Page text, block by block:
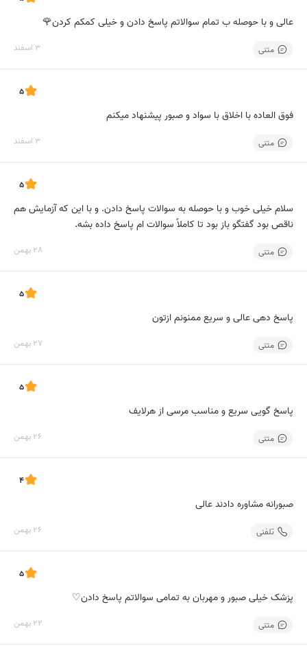
عالی و با حوصله ب تمام سوالاتم پاسخ دادن و خیلی کمکم کردن🌹
متنی 3 اسفند
5
فوق العاده با اخلاق با سواد و صبور پیشنهاد میکنم
متنی 3 اسفند
5
سلام خیلی خوب و با حوصله به سوالات پاسخ دادن. و با این که آزمایش هم
ناقص بود گفتگو باز بود تا کاملاً سوالات ام پاسخ داده بشه.
متنی 28 بهمن
5
پاسخ دهی عالی و سریع ممنونم ازتون
متنی 27 بهمن
5
پاسخ گویی سریع و مناسب مرسی از هرلایف
متنی 26 بهمن
4
صبورانه مشاوره دادند عالی
تلفنی 26 بهمن
5
پزشک خیلی صبور و مهربان به تمامی سوالاتم پاسخ دادن♡
متنی 22 بهمن